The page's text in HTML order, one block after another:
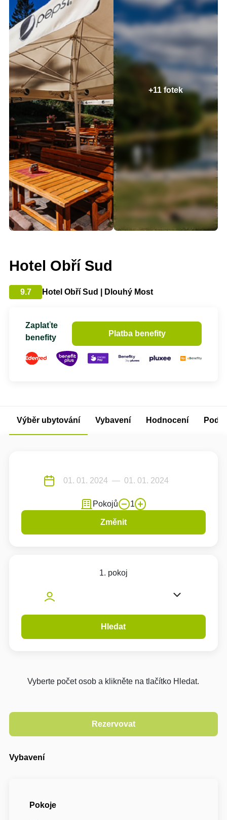
+11 fotek
Hotel Obří Sud
9.7 Hotel Obří Sud | Dlouhý Most
Zaplaťte
benefity
Platba benefity
Výběr ubytování Vybavení Hodnocení
Pokojů 1
Změnit
1. pokoj
Hledat
Vyberte počet osob a klikněte na tlačítko Hledat.
Vybavení
Pokoje